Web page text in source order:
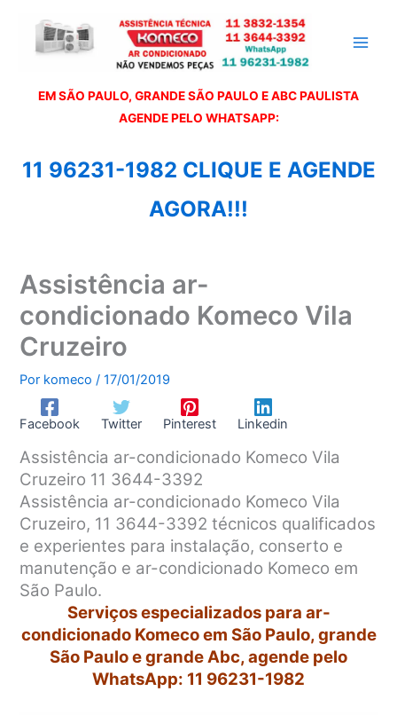
EM SÃO PAULO, GRANDE SÃO PAULO E ABC PAULISTA
AGENDE PELO WHATSAPP:
11 96231-1982 CLIQUE E AGENDE
AGORA!!!
Assistência ar-
condicionado Komeco Vila
Cruzeiro
Por komeco/17/01/2019
Facebook Twitter Pinterest Linkedin
Assistência ar-condicionado Komeco Vila
Cruzeiro 11 3644-3392
Assistência ar-condicionado Komeco Vila
Cruzeiro, 11 3644-3392 técnicos qualificados
e experientes para instalação, conserto e
manutenção e ar-condicionado Komeco em
São Paulo.
Serviços especializados para ar-
condicionado Komeco em São Paulo, grande
São Paulo e grande Abc, agende pelo
WhatsApp: 11 96231-1982